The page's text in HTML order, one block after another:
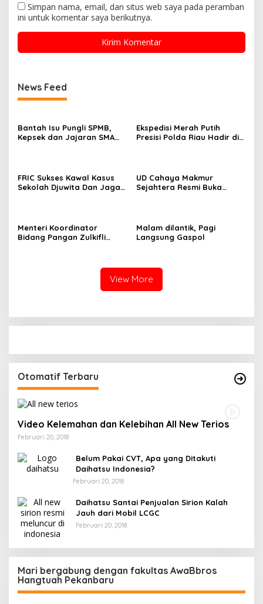
Simpan nama, email, dan situs web saya pada peramban
ini untuk komentar saya berikutnya.
News Feed
Bantah Isu Pungli SPMB,
Kepsek dan Jajaran SMA
Ekspedisi Merah Putih
Presisi Polda Riau Hadir di
FRIC Sukses Kawal Kasus
Sekolah Djuwita Dan Jaga
UD Cahaya Makmur
Sejahtera Resmi Buka
Menteri Koordinator
Bidang Pangan Zulkifli
Malam dilantik, Pagi
Langsung Gaspol
View More
Otomatif Terbaru
Video Kelemahan dan Kelebihan All New Terios
Februari 20, 2018
Belum Pakai CVT, Apa yang Ditakuti
Daihatsu Indonesia?
Februari 20, 2018
Daihatsu Santai Penjualan Sirion Kalah
Jauh dari Mobil LCGC
Februari 20, 2018
Mari bergabung dengan fakultas AwaBbros
Hangtuah Pekanbaru